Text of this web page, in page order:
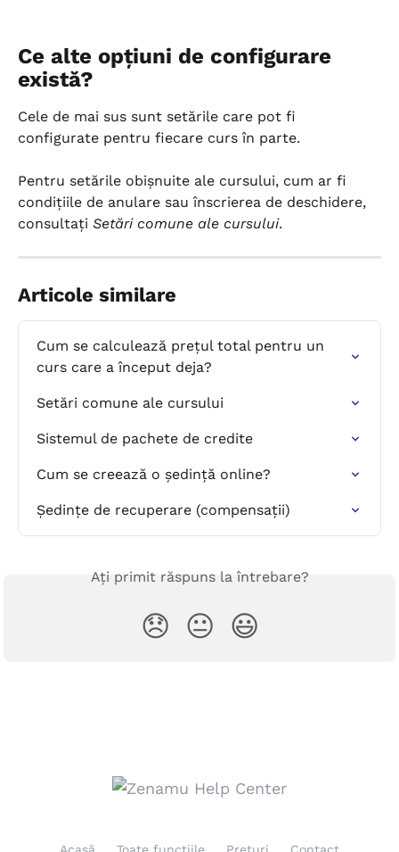
Ce alte opțiuni de configurare
există?
Cele de mai sus sunt setările care pot fi
configurate pentru fiecare curs în parte.
Pentru setările obișnuite ale cursului, cum ar fi
condițiile de anulare sau înscrierea de deschidere,
consultați Setări comune ale cursului.
Articole similare
Cum se calculează prețul total pentru un
curs care a început deja?
Setări comune ale cursului
Sistemul de pachete de credite
Cum se creează o ședință online?
Ședințe de recuperare (compensații)
Ați primit răspuns la întrebare?
😞 😐 😃